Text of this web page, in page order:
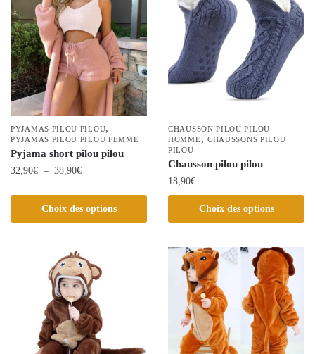
Les
options
peuvent
être
choisies
sur
page
variations.
options
peuvent
être
la
page
PYJAMAS PILOU PILOU,
PYJAMAS PILOU PILOU FEMME
Pyjama short pilou pilou
32,90€ – 38,90€Plage
32,90€
Choix des options
Ce
variations.
peuvent
choisies
CHAUSSON PILOU PILOU
HOMME, CHAUSSONS PILOU
PILOU
Chausson pilou pilou
18,90€
Choix des options
produit
plusieurs
variations.
options
peuvent
être